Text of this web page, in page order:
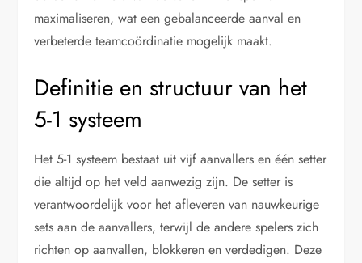
maximaliseren, wat een gebalanceerde aanval en
verbeterde teamcoördinatie mogelijk maakt.
Definitie en structuur van het
5-1 systeem
Het 5-1 systeem bestaat uit vijf aanvallers en één setter
die altijd op het veld aanwezig zijn. De setter is
verantwoordelijk voor het afleveren van nauwkeurige
sets aan de aanvallers, terwijl de andere spelers zich
richten op aanvallen, blokkeren en verdedigen. Deze